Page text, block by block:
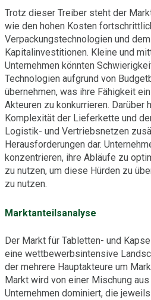
Trotz dieser Treiber steht der
wie den hohen Kosten
Verpackungstechnologien und
Kapitalinvestitionen. Kleine und
Unternehmen könnten
Technologien aufgrund von
übernehmen, was ihre Fähigkeit
Akteuren zu konkurrieren. Darüber
Komplexität der Lieferkette und
Logistik- und Vertriebsnetzen
Herausforderungen dar.
konzentrieren, ihre Abläufe zu
zu nutzen, um diese Hürden zu
zu nutzen.
Marktanteilsanalyse
Der Markt für Tabletten- und
eine wettbewerbsintensive
der mehrere Hauptakteure um
Markt wird von einer Mischung
Unternehmen dominiert, die